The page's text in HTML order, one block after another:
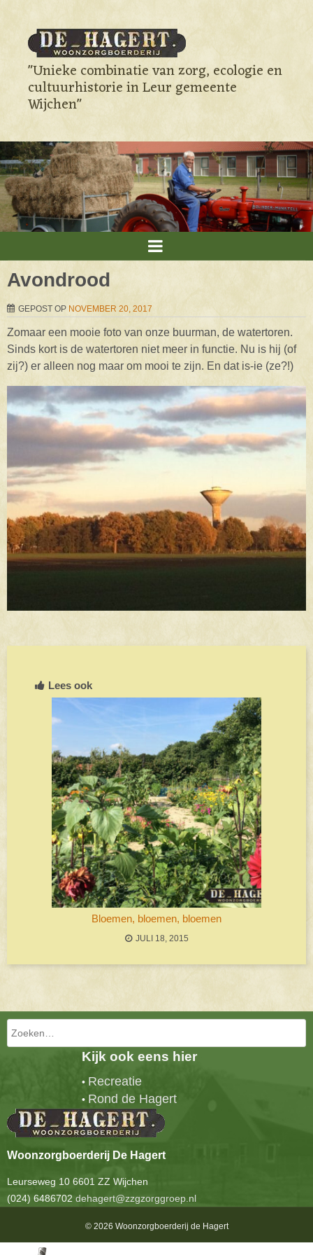
"Unieke combinatie van zorg, ecologie en
cultuurhistorie in Leur gemeente
Wijchen"
Avondrood
GEPOST OP NOVEMBER 20, 2017
Zomaar een mooie foto van onze buurman, de watertoren.
Sinds kort is de watertoren niet meer in functie. Nu is hij (of
zij?) er alleen nog maar om mooi te zijn. En dat is-ie (ze?!)
Lees ook
Bloemen, bloemen, bloemen
JULI 18, 2015
Bericht navigatie
Zoeken
Kijk ook eens hier
• Recreatie
• Rond de Hagert
Woonzorgboerderij De Hagert
Leurseweg 10 6601 ZZ Wijchen
(024) 6486702 dehagert@zzgzorggroep.nl
© 2026 Woonzorgboerderij de Hagert